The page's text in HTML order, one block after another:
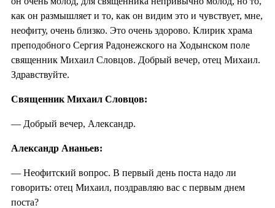
как он размышляет и то, как он видим это и чувствует, мне,
неофиту, очень близко. Это очень здорово. Клирик храма
преподобного Сергия Радонежского на Ходынском поле
священник Михаил Словцов. Добрый вечер, отец Михаил.
Здравствуйте.
Священник Михаил Словцов:
— Добрый вечер, Александр.
Александр Ананьев:
— Неофитский вопрос. В первый день поста надо ли
говорить: отец Михаил, поздравляю вас с первым днем
поста?